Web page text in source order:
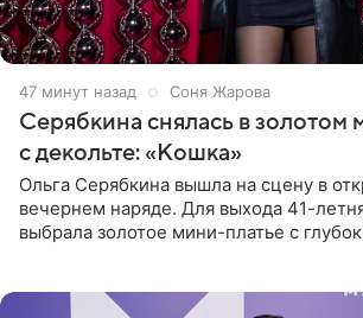
47 минут назад Соня Жарова
Серябкина снялась в золотом
с декольте: «Кошка»
Ольга Серябкина вышла на сцену в
вечернем наряде. Для выхода 41-
выбрала золотое мини-платье с